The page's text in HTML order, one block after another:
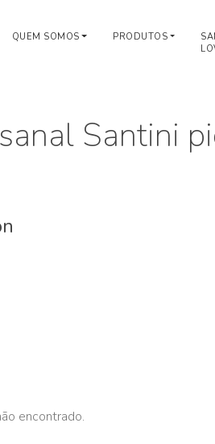
QUEM SOMOS PRODUTOS
Santini
encontrado.